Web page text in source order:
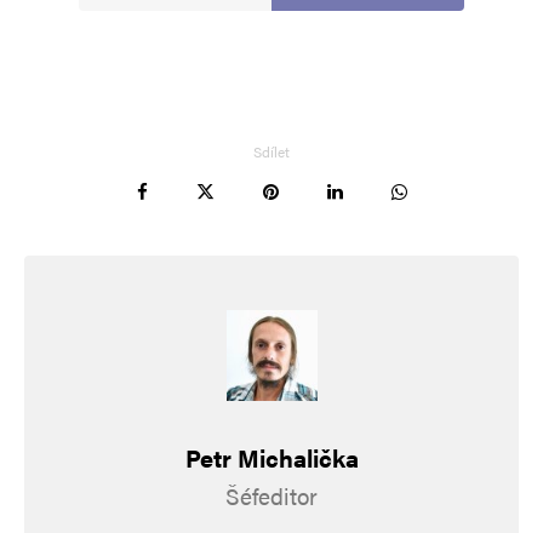
Je to nespravedlivé, ale bohužel tady platí, kde
musela konat. V případě plakátů ODS nebo
pytle na mrtvoly ministra vnitra ale nikdo trestní
oznámení nepodal. Možná, kdyby bylo podáno,
vláda neumětelů už by se rozpadla.
Sdílet
Petr Michalička
Šéfeditor